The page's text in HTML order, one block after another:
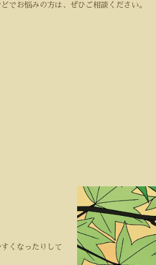
でお悩みの方は、ぜひご相談ください。
くなったりして